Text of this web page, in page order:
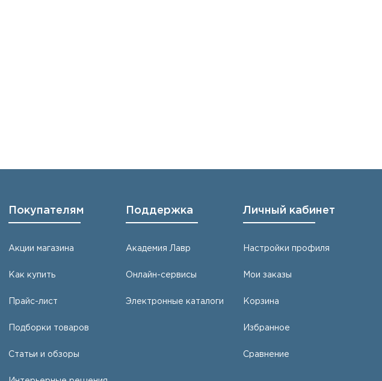
Покупателям
Акции магазина
Как купить
Прайс-лист
Подборки товаров
Статьи и обзоры
Поддержка
Академия Лавр
Онлайн-сервисы
Электронные каталоги
Личный кабинет
Настройки профиля
Мои заказы
Корзина
Избранное
Сравнение